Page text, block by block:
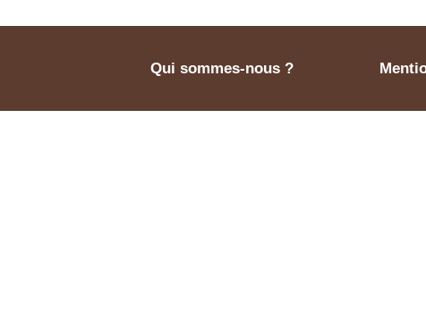
Qui sommes-nous ?